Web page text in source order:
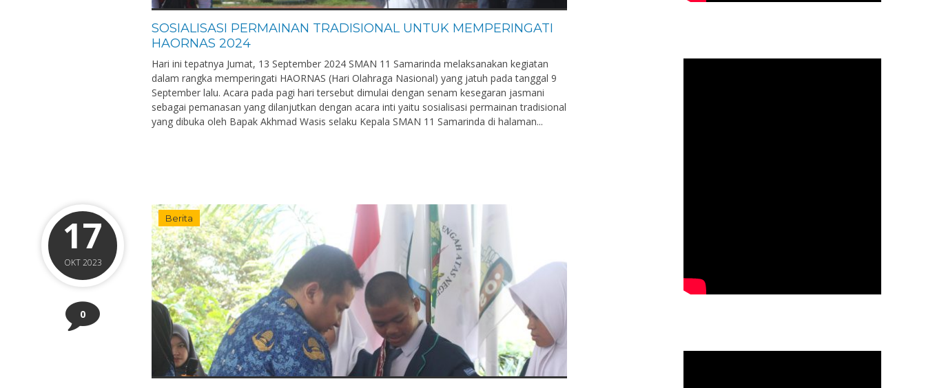
SOSIALISASI PERMAINAN TRADISIONAL UNTUK MEMPERINGATI
HAORNAS 2024
Hari ini tepatnya Jumat, 13 September 2024 SMAN 11 Samarinda melaksanakan kegiatan
dalam rangka memperingati HAORNAS (Hari Olahraga Nasional) yang jatuh pada tanggal 9
September lalu. Acara pada pagi hari tersebut dimulai dengan senam kesegaran jasmani
sebagai pemanasan yang dilanjutkan dengan acara inti yaitu sosialisasi permainan tradisional
yang dibuka oleh Bapak Akhmad Wasis selaku Kepala SMAN 11 Samarinda di halaman...
17
OKT 2023
0
Berita